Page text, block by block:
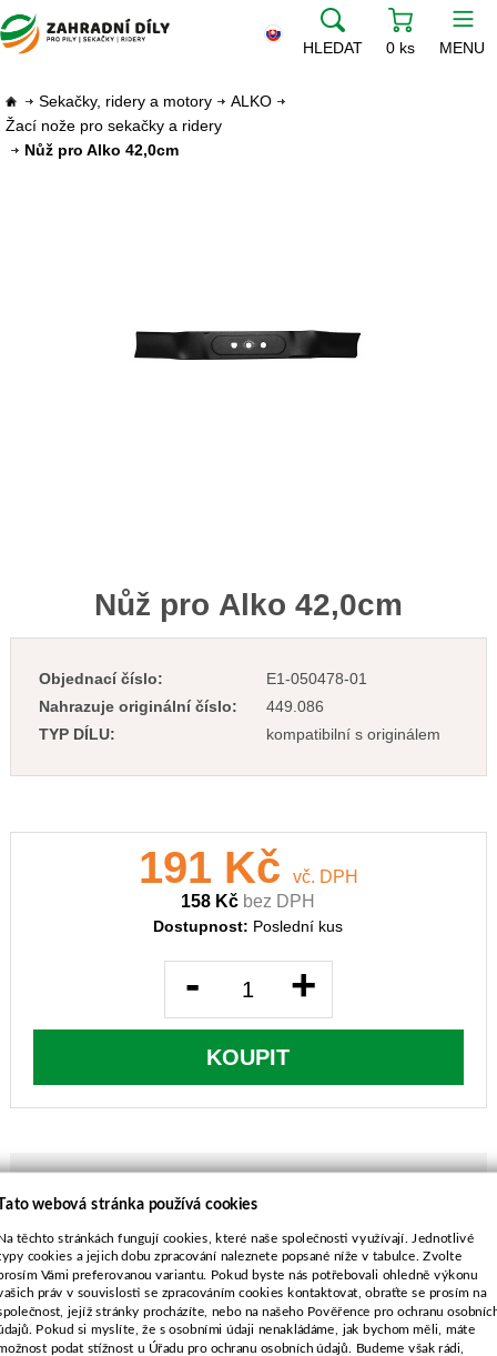
HLEDAT 0 ks MENU
Sekačky, ridery a motory
ALKO
Žací nože pro sekačky a ridery
Nůž pro Alko 42,0cm
Nůž pro Alko 42,0cm
Objednací číslo:
E1-050478-01
Nahrazuje originální číslo:
449.086
TYP DÍLU:
kompatibilní s originálem
191 Kč
vč. DPH
158 Kč bez DPH
Dostupnost: Poslední kus
- +
KOUPIT
POPIS ZBOŽÍ
Alko 4.2 P-S EASY, 42P
délka-406,0 mm
průměr středu-10,3 mm
rozteč-52,0 mm
webová stránka používá cookies
těchto stránkách fungují cookies, které naše společnosti využívají. Jednotlivé
cookies a jejich dobu zpracování naleznete popsané níže v tabulce. Zvolte
Vámi preferovanou variantu. Pokud byste nás potřebovali ohledně výkonu
práv v souvislosti se zpracováním cookies kontaktovat, obraťte se prosím na
jejíž stránky procházíte, nebo na našeho Pověřence pro ochranu
Pokud si myslíte, že s osobními údaji nenakládáme, jak bychom měli, máte
podat stížnost u Úřadu pro ochranu osobních údajů. Budeme však rádi,